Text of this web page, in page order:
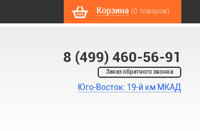
Корзина (0 товаров)
8 (499) 460-56-91
Заказ обратного звонка
Юго-Восток: 19-й км МКАД